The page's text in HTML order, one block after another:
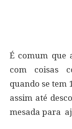
É comum que
com coisas
quando se tem
assim até
mesada para